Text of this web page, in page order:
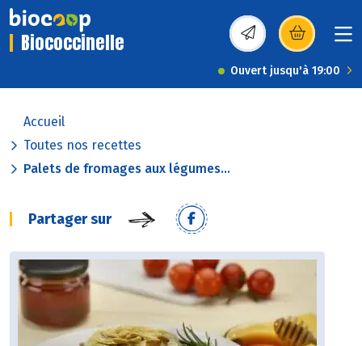
Biococcinelle (s’ouvre dans une
Ouvert jusqu'à 19:00
Accueil
Toutes nos recettes
Palets de fromages aux légumes...
Partager sur